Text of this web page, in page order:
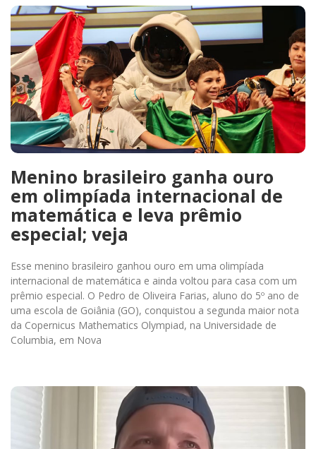
Menino brasileiro ganha ouro
em olimpíada internacional de
matemática e leva prêmio
especial; veja
Esse menino brasileiro ganhou ouro em uma olimpíada
internacional de matemática e ainda voltou para casa com um
prêmio especial. O Pedro de Oliveira Farias, aluno do 5º ano de
uma escola de Goiânia (GO), conquistou a segunda maior nota
da Copernicus Mathematics Olympiad, na Universidade de
Columbia, em Nova